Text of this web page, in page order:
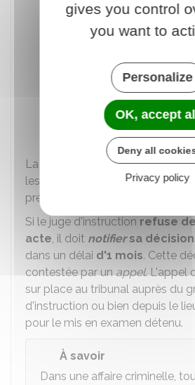
Nouvel interrogatoire
Audition d'un témoin ou
Confrontation
Transport sur les lieux
Production de
l'information judiciaire
La personne mise en examen
les auditions ou transports soient
présence de son avocat.
Si le juge d'instruction refuse
acte, il doit notifiersa
dans un délai d'1 mois. Cette
contestée par unappel. L'appel
sur place au tribunal auprès du
d'instruction ou bien depuis le
pour le mis en examen détenu.
À savoir
Dans une affaire criminelle,
gives you control
you want to
Personalize
OK, accept all
Deny all
Privacy policy